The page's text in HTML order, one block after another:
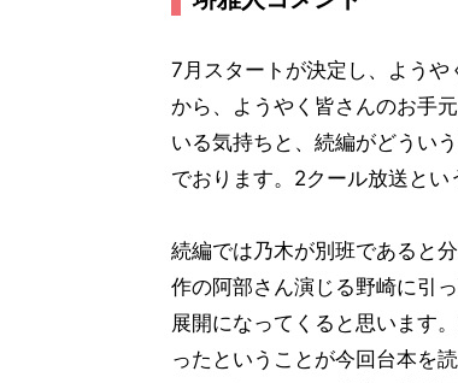
7月スタートが決定し、よう
から、ようやく皆さんのお手
いる気持ちと、続編がどうい
でおります。2クール放送とい
続編では乃木が別班であると
作の阿部さん演じる野崎に引
展開になってくると思います
ったということが今回台本を